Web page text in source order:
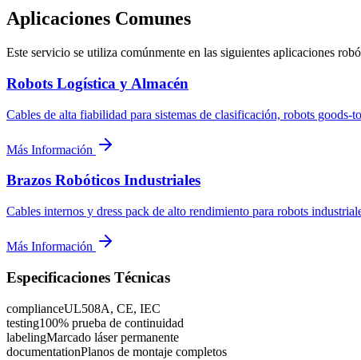
Aplicaciones Comunes
Este servicio se utiliza comúnmente en las siguientes aplicaciones
Robots Logística y Almacén
Cables de alta fiabilidad para sistemas de clasificación, robots goods-
Más Información
Brazos Robóticos Industriales
Cables internos y dress pack de alto rendimiento para robots
Más Información
Especificaciones Técnicas
complianceUL508A, CE, IEC
testing100% prueba de continuidad
labelingMarcado láser permanente
documentationPlanos de montaje completos